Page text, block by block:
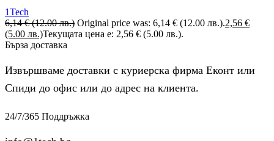
1Tech
6,14€ (12.00 лв.) Original price was: 6,14 € (12.00 лв.).2,56 €
(5.00 лв.)Текущата цена е: 2,56 € (5.00 лв.).
Бърза доставка
Извършваме доставки с куриерска фирма Еконт или
Спиди до офис или до адрес на клиента.
24/7/365 Поддръжка